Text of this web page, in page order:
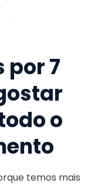
por 7
o
temos mais